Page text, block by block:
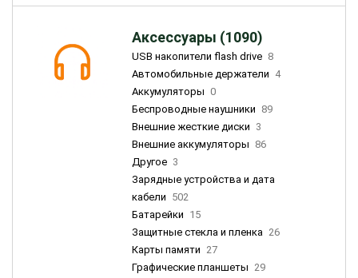
Аксессуары (1090)
USB накопители flash drive 8
Автомобильные держатели 4
Аккумуляторы 0
Беспроводные наушники 89
Внешние жесткие диски 3
Внешние аккумуляторы 86
Другое 3
Зарядные устройства и дата
кабели 502
Батарейки 15
Защитные стекла и пленка 26
Карты памяти 27
Графические планшеты 29